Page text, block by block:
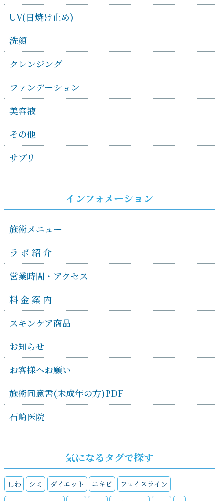
UV(日焼け止め)
洗顔
クレンジング
ファンデーション
美容液
その他
サプリ
インフォメーション
施術メニュー
ラ ボ 紹 介
営業時間・アクセス
料 金 案 内
スキンケア商品
お知らせ
お客様へお願い
施術同意書(未成年の方)PDF
石崎医院
気になるタグで探す
しわ シミ ダイエット ニキビ
フェイスライン